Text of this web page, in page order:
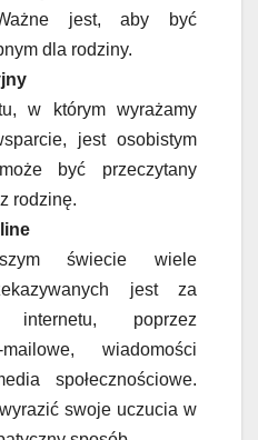
jest, aby być
dla rodziny.
w którym wyrażamy
jest osobistym
być przeczytany
rodzinę.
świecie wiele
jest za
internetu, poprzez
wiadomości
społecznościowe.
swoje uczucia w